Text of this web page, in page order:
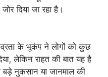
दिया जा रहा है।
के भूकंप ने लोगों को कुछ
लेकिन राहत की बात यह है
बड़े नुकसान या जानमाल की